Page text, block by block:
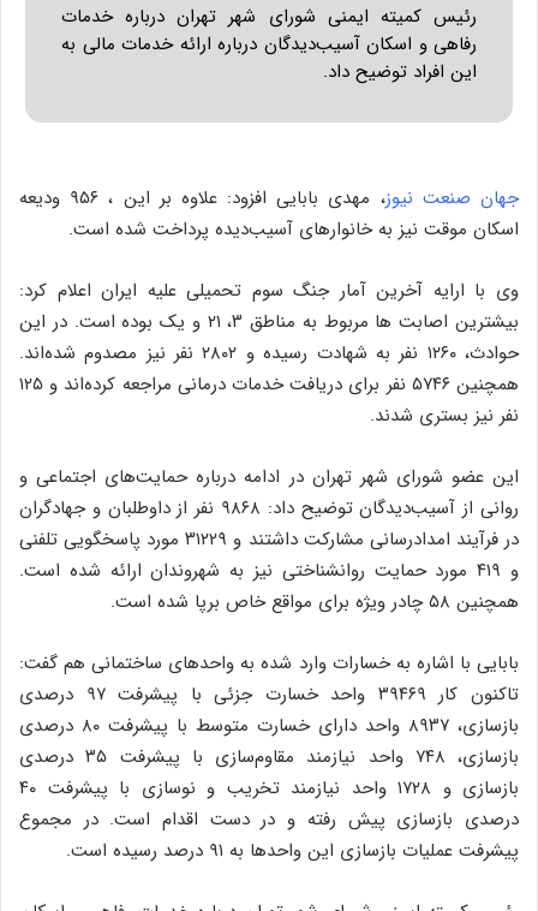
رئیس کمیته ایمنی شورای شهر تهران درباره خدمات
رفاهی و اسکان آسیب‌دیدگان درباره ارائه خدمات مالی به
این افراد توضیح داد.
جهان صنعت نیوز
، مهدی بابایی افزود: علاوه بر این ، ۹۵۶ ودیعه
اسکان موقت نیز به خانوارهای آسیب‌دیده پرداخت شده است.
وی با ارایه آخرین آمار جنگ سوم تحمیلی علیه ایران اعلام کرد:
بیشترین اصابت ها مربوط به مناطق ۳، ۲۱ و یک بوده است. در این
حوادث، ۱۲۶۰ نفر به شهادت رسیده و ۲۸۰۲ نفر نیز مصدوم شده‌اند.
همچنین ۵۷۴۶ نفر برای دریافت خدمات درمانی مراجعه کرده‌اند و ۱۲۵
نفر نیز بستری شدند.
این عضو شورای شهر تهران در ادامه درباره حمایت‌های اجتماعی و
روانی از آسیب‌دیدگان توضیح داد: ۹۸۶۸ نفر از داوطلبان و جهادگران
در فرآیند امدادرسانی مشارکت داشتند و ۳۱۲۲۹ مورد پاسخگویی تلفنی
و ۴۱۹ مورد حمایت روانشناختی نیز به شهروندان ارائه شده است.
همچنین ۵۸ چادر ویژه برای مواقع خاص برپا شده است.
بابایی با اشاره به خسارات وارد شده به واحدهای ساختمانی هم گفت:
تاکنون کار ۳۹۴۶۹ واحد خسارت جزئی با پیشرفت ۹۷ درصدی
بازسازی، ۸۹۳۷ واحد دارای خسارت متوسط با پیشرفت ۸۰ درصدی
بازسازی، ۷۴۸ واحد نیازمند مقاوم‌سازی با پیشرفت ۳۵ درصدی
بازسازی و ۱۷۲۸ واحد نیازمند تخریب و نوسازی با پیشرفت ۴۰
درصدی بازسازی پیش رفته و در دست اقدام است. در مجموع
پیشرفت عملیات بازسازی این واحدها به ۹۱ درصد رسیده است.